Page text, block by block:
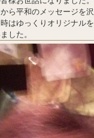
ら平和のメッセージを
はゆっくりオリジナル
した。